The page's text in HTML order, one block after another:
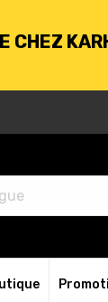
CHEZ
À
CHEZ